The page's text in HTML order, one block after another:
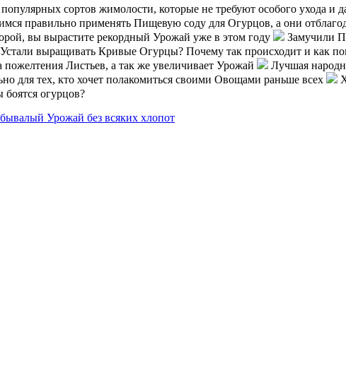
сортов жимолости, которые не требуют особого ухода
правильно применять Пищевую соду для Огурцов, а они
вы вырастите рекордный Урожай уже в этом году
Замучили
Устали выращивать Кривые Огурцы? Почему так происходит и как
Листьев, а так же увеличивает Урожай
Лучшая
для тех, кто хочет полакомиться своими Овощами раньше всех
огурцов?
Урожай без всяких хлопот